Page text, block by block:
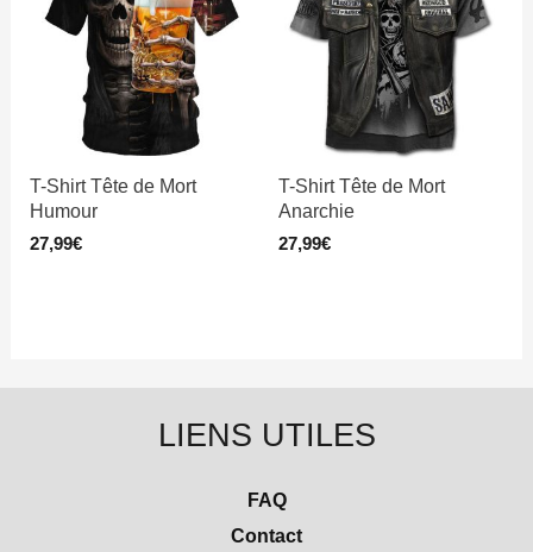
T-Shirt Tête de Mort
Humour
27,99€
T-Shirt Tête de Mort
Anarchie
27,99€
LIENS UTILES
FAQ
Contact